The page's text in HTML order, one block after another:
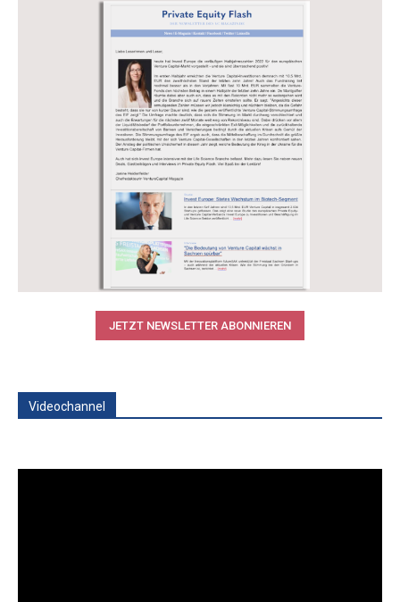
JETZT NEWSLETTER ABONNIEREN
Videochannel